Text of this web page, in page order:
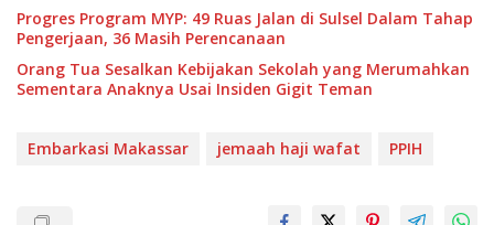
Progres Program MYP: 49 Ruas Jalan di Sulsel Dalam Tahap
Pengerjaan, 36 Masih Perencanaan
Orang Tua Sesalkan Kebijakan Sekolah yang Merumahkan
Sementara Anaknya Usai Insiden Gigit Teman
Embarkasi Makassar jemaah haji wafat PPIH